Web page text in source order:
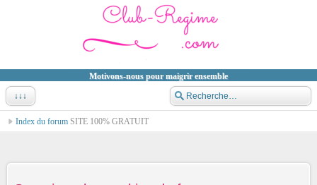
Motivons-nous pour maigrir ensemble
↓↓↓
Index du forum SITE 100% GRATUIT